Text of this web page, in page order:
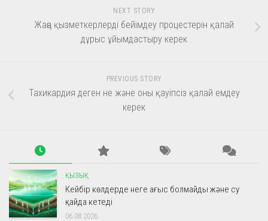
NEXT STORY
Жаңа қызметкерлерді бейімдеу процестерін қалай
дұрыс ұйымдастыру керек
PREVIOUS STORY
Тахикардия деген не және оны қауіпсіз қалай емдеу
керек
ҚЫЗЫҚ
Кейбір көлдерде неге ағыс болмайды және су
қайда кетеді
06.08.2026